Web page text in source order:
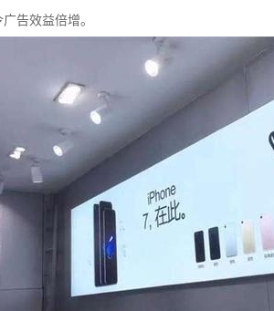
告效益倍增。